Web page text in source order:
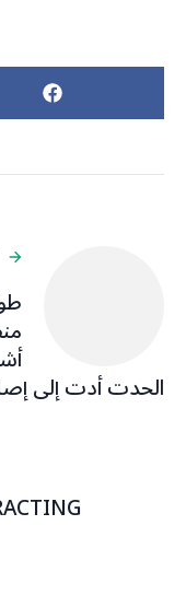
الحدت أدت إلى إصابة 5 أشخاص